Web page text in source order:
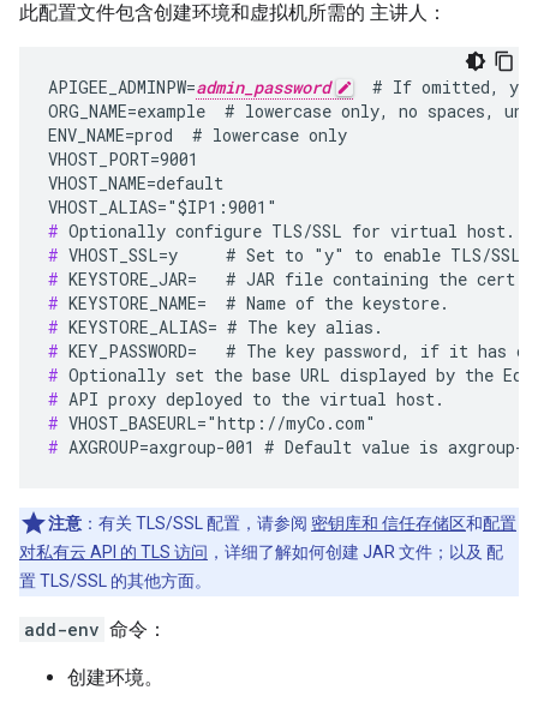
此配置文件包含创建环境和虚拟机所需的 主讲人：
APIGEE_ADMINPW=admin_password
# If omitted,
ORG_NAME=example  # lowercase only, no spaces,
ENV_NAME=prod  # lowercase only
VHOST_PORT=9001
VHOST_NAME=default
#
#
#
#
#
#
#
#
#
# AXGROUP=axgroup-001 # Default value is axgroup-
注意 ：有关 TLS/SSL 配置，请参阅 密钥库和 信任存储区和配置
对私有云 API 的 TLS 访问 ，详细了解如何创建 JAR 文件；以及 配
置 TLS/SSL 的其他方面。
add-env 命令：
创建环境。